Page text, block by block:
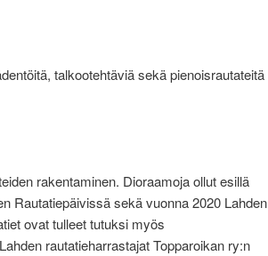
talkootehtäviä sekä pienoisrautateitä
rakentaminen. Dioraamoja ollut esillä
Rautatiepäivissä sekä vuonna 2020 Lahden
ovat tulleet tutuksi myös
rautatieharrastajat Topparoikan ry:n